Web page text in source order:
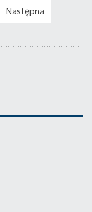
Następna